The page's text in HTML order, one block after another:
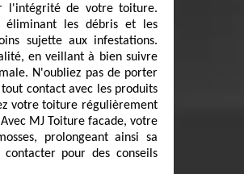
l'intégrité de votre toiture.
éliminant les débris et les
sujette aux infestations.
en veillant à bien suivre
N'oubliez pas de porter
contact avec les produits
votre toiture régulièrement
MJ Toiture facade, votre
prolongeant ainsi sa
pour des conseils